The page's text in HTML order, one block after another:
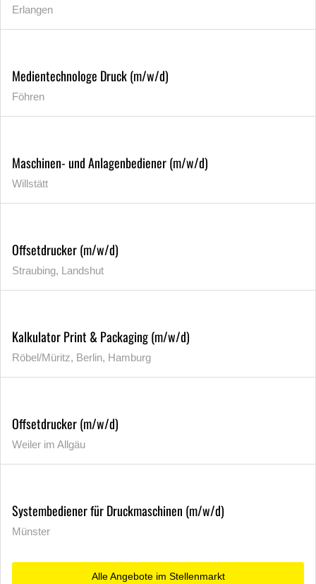
Erlangen
Medientechnologe Druck (m/w/d)
Föhren
Maschinen- und Anlagenbediener (m/w/d)
Willstätt
Offsetdrucker (m/w/d)
Straubing, Landshut
Kalkulator Print & Packaging (m/w/d)
Röbel/Müritz, Berlin, Hamburg
Offsetdrucker (m/w/d)
Weiler im Allgäu
Systembediener für Druckmaschinen (m/w/d)
Münster
Alle Angebote im Stellenmarkt